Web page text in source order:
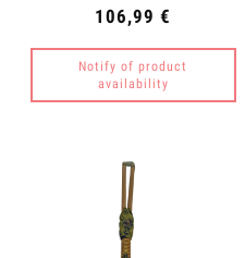
106,99 €
Notify of product
availability